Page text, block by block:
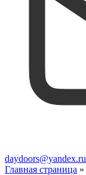
daydoors@yandex.ru
Главная страница »